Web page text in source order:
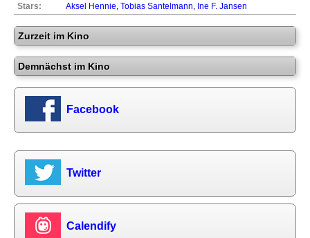
Stars:
Aksel Hennie Tobias Santelmann Ine F. Jansen
Zurzeit im Kino
Demnächst im Kino
Facebook
Twitter
Calendify